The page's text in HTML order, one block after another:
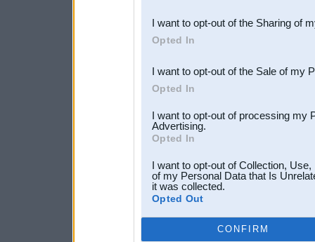
Downstream Participants
third parties.
I want to opt-out of the Sharing of
Opted In
I want to opt-out of the Sale of my
Opted In
I want to opt-out of processing my
Advertising.
Opted In
I want to opt-out of Collection,
of my Personal Data that Is
it was collected.
Opted Out
CONFIRM